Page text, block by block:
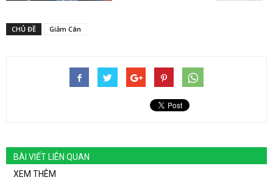
CHỦ ĐỀ Giảm Cân
BÀI VIẾT LIÊN QUAN
XEM THÊM